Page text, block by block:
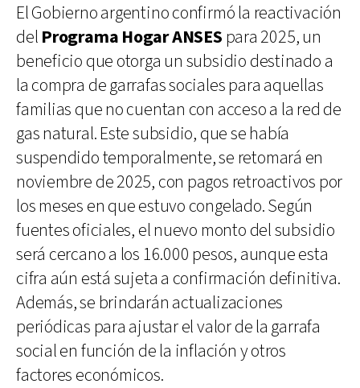
El Gobierno argentino confirmó la reactivación
del Programa Hogar ANSES para 2025, un
beneficio que otorga un subsidio destinado a
la compra de garrafas sociales para aquellas
familias que no cuentan con acceso a la red de
gas natural. Este subsidio, que se había
suspendido temporalmente, se retomará en
noviembre de 2025, con pagos retroactivos por
los meses en que estuvo congelado. Según
fuentes oficiales, el nuevo monto del subsidio
será cercano a los 16.000 pesos, aunque esta
cifra aún está sujeta a confirmación definitiva.
Además, se brindarán actualizaciones
periódicas para ajustar el valor de la garrafa
social en función de la inflación y otros
factores económicos.